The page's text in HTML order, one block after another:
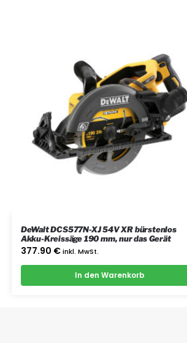
DeWalt DCS577N-XJ 54V XR bürstenlos
Akku-Kreissäge 190 mm, nur das Gerät
377.90 € inkl. MwSt.
In den Warenkorb